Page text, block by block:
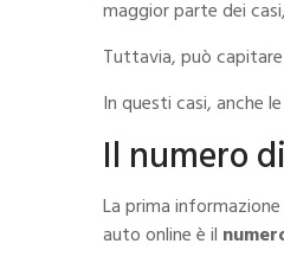
maggior parte dei
Tuttavia, può
In questi casi, anche
Il numero
La prima
auto online è il